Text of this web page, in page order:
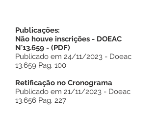
Publicações:
Não houve inscrições - DOEAC
N°13.659 - (PDF)
Publicado em 24/11/2023 - Doeac
13.659 Pag. 100
Retificação no Cronograma
Publicado em 21/11/2023 - Doeac
13.656 Pag. 227